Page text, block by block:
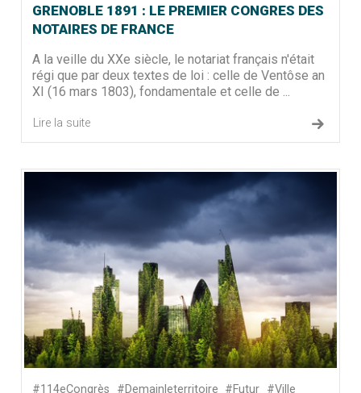
GRENOBLE 1891 : LE PREMIER CONGRES DES
NOTAIRES DE FRANCE
A la veille du XXe siècle, le notariat français n'était
régi que par deux textes de loi : celle de Ventôse an
XI (16 mars 1803), fondamentale et celle de ...
Lire la suite
#114eCongrès #Demainleterritoire #Futur #Ville